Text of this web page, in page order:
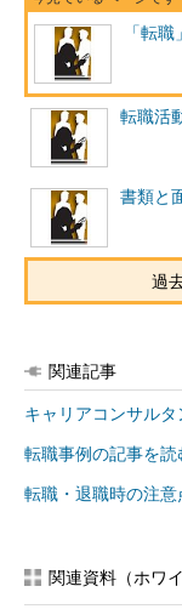
ア採用が活発に行
かも上流工程から
機のエンジニアで
そこに同じような
そうです。
Aさん：某国立大
エンジニア
Bさん：地方私立大
Aさんは持ち前の
ンシャルを前面にア
たようです。自己分
た。
はそれほどのポテ
「転
転職活
書類と
過
関連記事
キャリアコンサル
転職事例の記事を読
転職・退職時の注
関連資料（ホワ